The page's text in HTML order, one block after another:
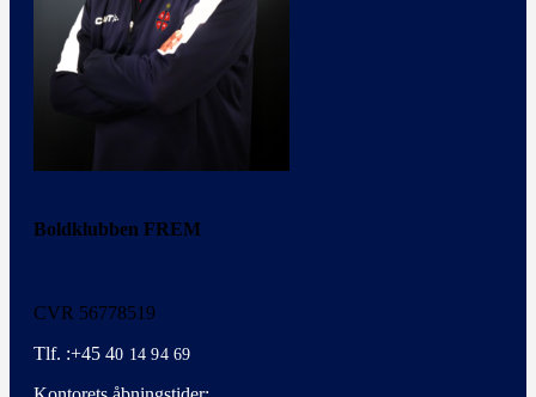
Boldklubben FREM
CVR 56778519
Tlf. :+45 40 14 94 69